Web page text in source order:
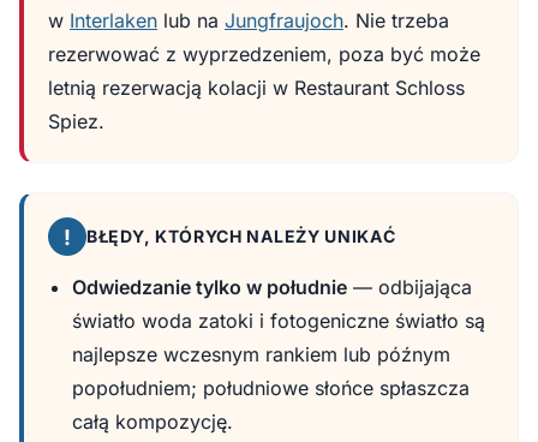
w Interlaken lub na Jungfraujoch. Nie trzeba
rezerwować z wyprzedzeniem, poza być może
letnią rezerwacją kolacji w Restaurant Schloss
Spiez.
! BŁĘDY, KTÓRYCH NALEŻY UNIKAĆ
Odwiedzanie tylko w południe — odbijająca
światło woda zatoki i fotogeniczne światło są
najlepsze wczesnym rankiem lub późnym
popołudniem; południowe słońce spłaszcza
całą kompozycję.